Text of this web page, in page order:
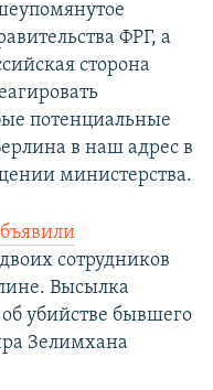
ФРГ, а
сторона
потенциальные
в наш адрес в
министерства.
сотрудников
Высылка
убийстве бывшего
Зелимхана